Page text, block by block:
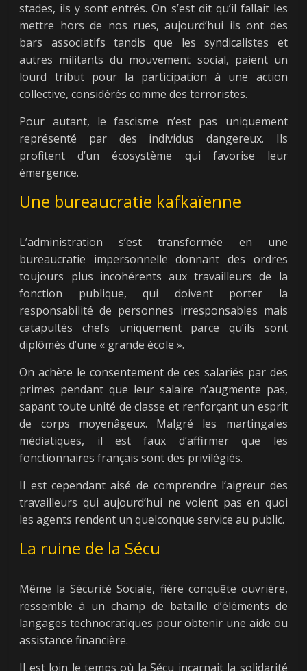
stades, ils y sont entrés. On s’est dit qu’il fallait les
mettre hors de nos rues, aujourd’hui ils ont des
bars associatifs tandis que les syndicalistes et
autres militants du mouvement social, paient un
lourd tribut pour la participation à une action
collective, considérés comme des terroristes.
Pour autant, le fascisme n’est pas uniquement
représenté par des individus dangereux. Ils
profitent d’un écosystème qui favorise leur
émergence.
Une bureaucratie kafkaïenne
L’administration s’est transformée en une
bureaucratie impersonnelle donnant des ordres
toujours plus incohérents aux travailleurs de la
fonction publique, qui doivent porter la
responsabilité de personnes irresponsables mais
catapultés chefs uniquement parce qu’ils sont
diplômés d’une « grande école ».
On achète le consentement de ces salariés par des
primes pendant que leur salaire n’augmente pas,
sapant toute unité de classe et renforçant un esprit
de corps moyenâgeux. Malgré les martingales
médiatiques, il est faux d’affirmer que les
fonctionnaires français sont des privilégiés.
Il est cependant aisé de comprendre l’aigreur des
travailleurs qui aujourd’hui ne voient pas en quoi
les agents rendent un quelconque service au public.
La ruine de la Sécu
Même la Sécurité Sociale, fière conquête ouvrière,
ressemble à un champ de bataille d’éléments de
langages technocratiques pour obtenir une aide ou
assistance financière.
Il est loin le temps où la Sécu incarnait la solidarité